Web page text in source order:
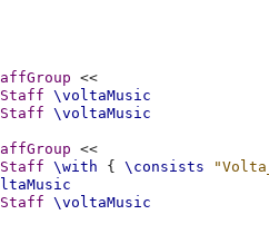
<<
Staff
\voltaMusic
Staff
\voltaMusic
<<
Staff \with { \consists
Staff
\voltaMusic